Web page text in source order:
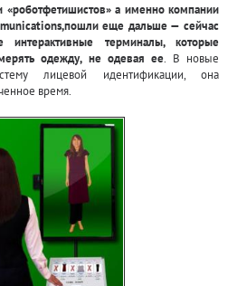
«роботфетишистов» а именно компании
еще дальше — сейчас
интерактивные терминалы, которые
одежду, не одевая ее. В новые
лицевой идентификации, она
время.